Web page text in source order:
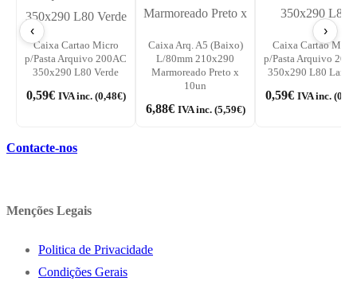
Caixa Cartao Micro
p/Pasta Arquivo 200AC
350x290 L80 Verde
0,59€ IVA inc. (0,48€)
Caixa Arq. A5 (Baixo)
L/80mm 210x290
Marmoreado Preto x
10un
6,88€ IVA inc. (5,59€)
Caixa Cartao Micro
p/Pasta Arquivo
350x290 L80
0,59€ IVA inc. (0,48
‹ ›
Contacte-nos
Menções Legais
Politica de Privacidade
Condições Gerais